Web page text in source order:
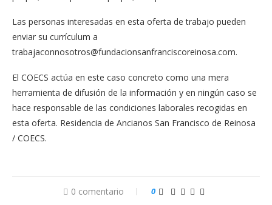
Las personas interesadas en esta oferta de trabajo pueden
enviar su currículum a
trabajaconnosotros@fundacionsanfranciscoreinosa.com.
El COECS actúa en este caso concreto como una mera
herramienta de difusión de la información y en ningún caso se
hace responsable de las condiciones laborales recogidas en
esta oferta. Residencia de Ancianos San Francisco de Reinosa
/ COECS.
0 comentario 0